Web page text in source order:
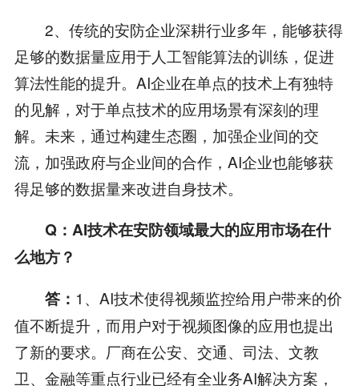
2、传统的安防企业深耕行业多年，能够获得
足够的数据量应用于人工智能算法的训练，促进
算法性能的提升。AI企业在单点的技术上有独特
的见解，对于单点技术的应用场景有深刻的理
解。未来，通过构建生态圈，加强企业间的交
流，加强政府与企业间的合作，AI企业也能够获
得足够的数据量来改进自身技术。
Q：AI技术在安防领域最大的应用市场在什
么地方？
答： 1、AI技术使得视频监控给用户带来的价
值不断提升，而用户对于视频图像的应用也提出
了新的要求。厂商在公安、交通、司法、文教
卫、金融等重点行业已经有全业务AI解决方案，